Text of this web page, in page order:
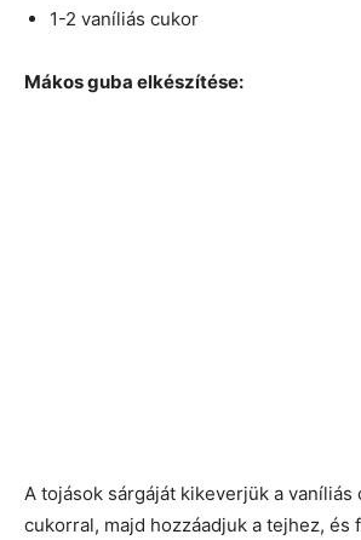
1-2 vaníliás cukor
Mákos guba elkészítése:
A tojások sárgáját kikeverjük a vaníliás
cukorral, majd hozzáadjuk a tejhez, és